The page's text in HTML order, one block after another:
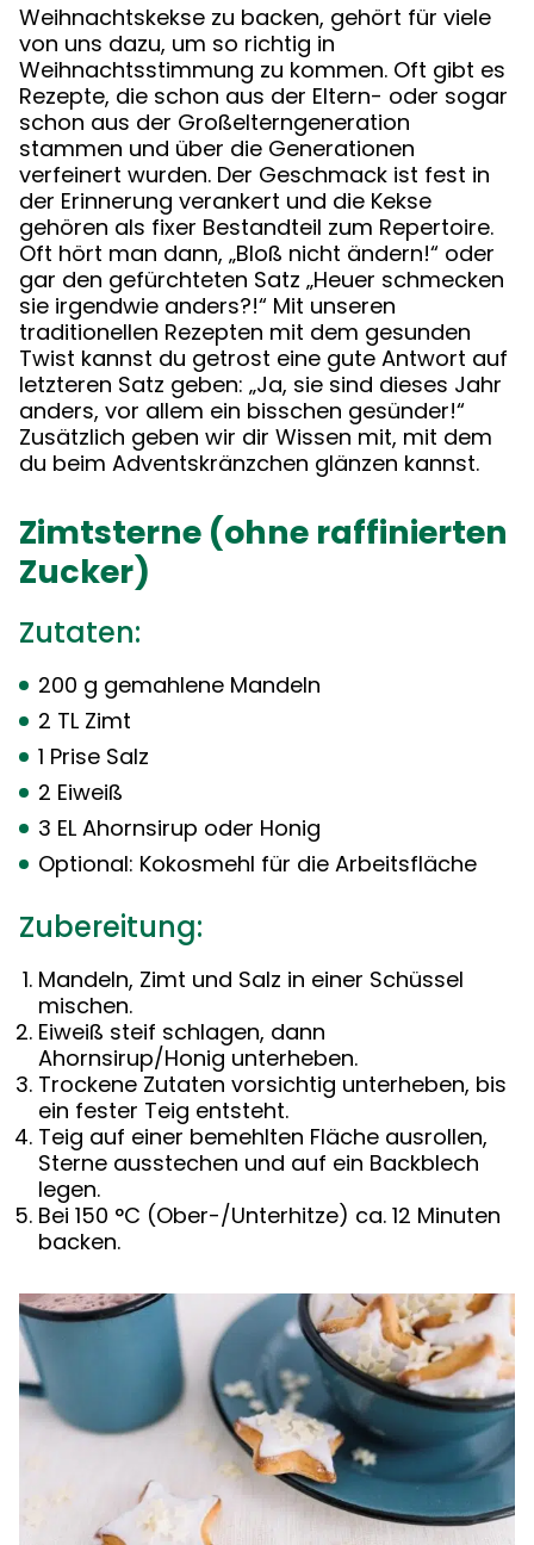
Weihnachtskekse zu backen, gehört für viele
von uns dazu, um so richtig in
Weihnachtsstimmung zu kommen. Oft gibt es
Rezepte, die schon aus der Eltern- oder sogar
schon aus der Großelterngeneration
stammen und über die Generationen
verfeinert wurden. Der Geschmack ist fest in
der Erinnerung verankert und die Kekse
gehören als fixer Bestandteil zum Repertoire.
Oft hört man dann, „Bloß nicht ändern!“ oder
gar den gefürchteten Satz „Heuer schmecken
sie irgendwie anders?!“ Mit unseren
traditionellen Rezepten mit dem gesunden
Twist kannst du getrost eine gute Antwort auf
letzteren Satz geben: „Ja, sie sind dieses Jahr
anders, vor allem ein bisschen gesünder!“
Zusätzlich geben wir dir Wissen mit, mit dem
du beim Adventskränzchen glänzen kannst.
Zimtsterne (ohne raffinierten
Zucker)
Zutaten:
200 g gemahlene Mandeln
2 TL Zimt
1 Prise Salz
2 Eiweiß
3 EL Ahornsirup oder Honig
Optional: Kokosmehl für die Arbeitsfläche
Zubereitung:
Mandeln, Zimt und Salz in einer Schüssel
mischen.
Eiweiß steif schlagen, dann
Ahornsirup/Honig unterheben.
Trockene Zutaten vorsichtig unterheben, bis
ein fester Teig entsteht.
Teig auf einer bemehlten Fläche ausrollen,
Sterne ausstechen und auf ein Backblech
legen.
Bei 150 °C (Ober-/Unterhitze) ca. 12 Minuten
backen.